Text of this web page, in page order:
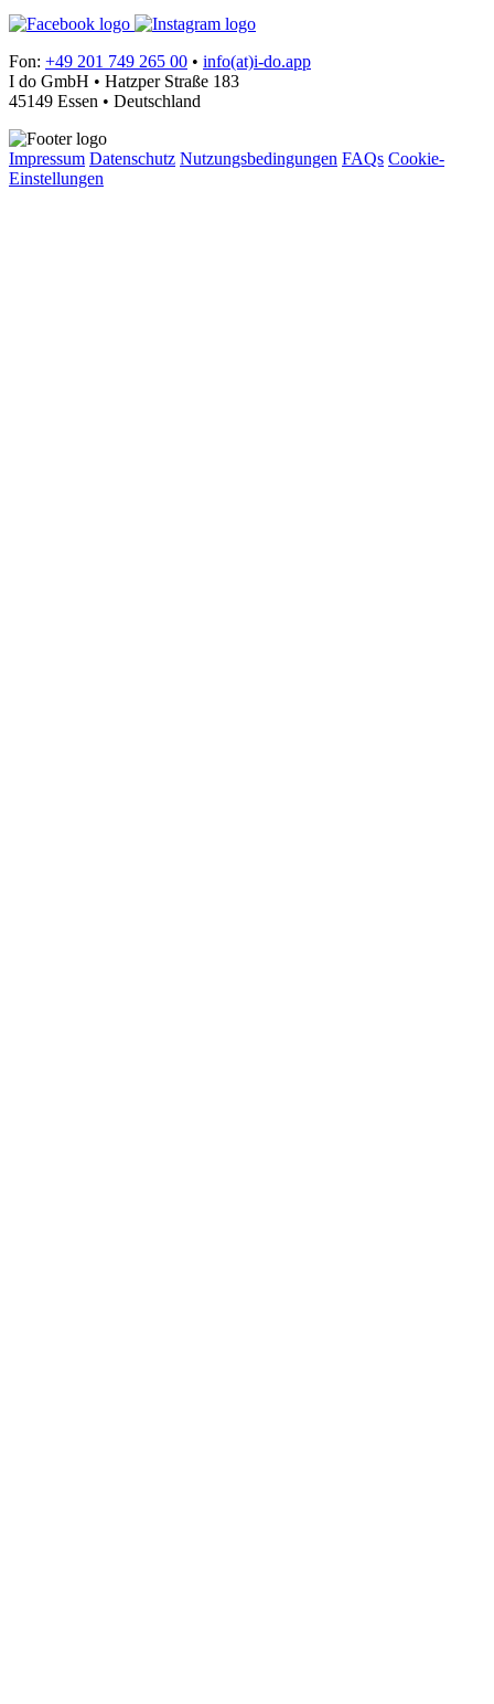
Fon: +49 201 749 265 00 • info(at)i-do.app
I do GmbH • Hatzper Straße 183
45149 Essen • Deutschland
Impressum Datenschutz Nutzungsbedingungen FAQs Cookie-
Einstellungen